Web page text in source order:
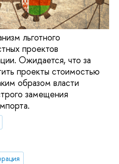
льготного
проектов
Ожидается, что за
проекты стоимостью
образом власти
замещения